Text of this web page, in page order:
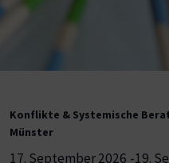
Konflikte & Systemische
Münster
17. September 2026 -19.